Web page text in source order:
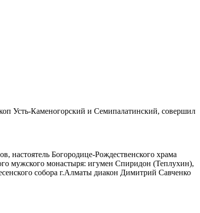
Усть-Каменогорский и Семипалатинский, совершил
настоятель Богородице-Рождественского храма
мужского монастыря: игумен Спиридон (Теплухин),
собора г.Алматы диакон Димитрий Савченко